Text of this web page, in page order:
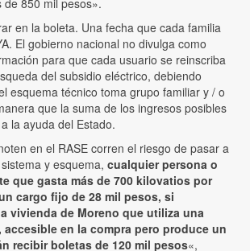
en la boleta. Una fecha que cada familia
El gobierno nacional no divulga como
para que cada usuario se reinscriba
del subsidio eléctrico, debiendo
esquema técnico toma grupo familiar y / o
que la suma de los ingresos posibles
la ayuda del Estado.
en el RASE corren el riesgo de pasar a
y esquema, cualquier persona o
que gasta más de 700 kilovatios por
cargo fijo de 28 mil pesos, si
vivienda de Moreno que utiliza una
en la compra pero produce un
recibir boletas de 120 mil pesos«,